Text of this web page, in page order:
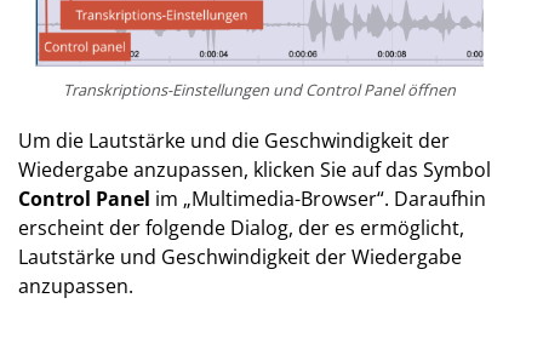
Transkriptions-Einstellungen und Control Panel öffnen
Um die Lautstärke und die Geschwindigkeit der
Wiedergabe anzupassen, klicken Sie auf das Symbol
Control Panel im „Multimedia-Browser“. Daraufhin
erscheint der folgende Dialog, der es ermöglicht,
Lautstärke und Geschwindigkeit der Wiedergabe
anzupassen.